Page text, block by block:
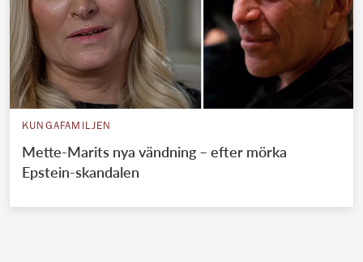
KUNGAFAMILJEN
Mette-Marits nya vändning – efter mörka
Epstein-skandalen